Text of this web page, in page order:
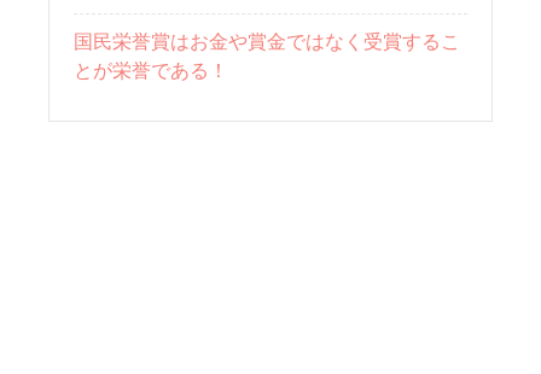
国民栄誉賞はお金や賞金ではなく受賞するこ
とが栄誉である！